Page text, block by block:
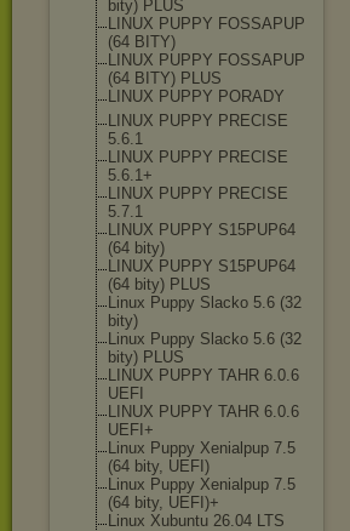
bity) PLUS
LINUX PUPPY FOSSAPUP
(64 BITY)
LINUX PUPPY FOSSAPUP
(64 BITY) PLUS
LINUX PUPPY PORADY
LINUX PUPPY PRECISE
5.6.1
LINUX PUPPY PRECISE
5.6.1+
LINUX PUPPY PRECISE
5.7.1
LINUX PUPPY S15PUP64
(64 bity)
LINUX PUPPY S15PUP64
(64 bity) PLUS
Linux Puppy Slacko 5.6 (32
bity)
Linux Puppy Slacko 5.6 (32
bity) PLUS
LINUX PUPPY TAHR 6.0.6
UEFI
LINUX PUPPY TAHR 6.0.6
UEFI+
Linux Puppy Xenialpup 7.5
(64 bity, UEFI)
Linux Puppy Xenialpup 7.5
(64 bity, UEFI)+
Linux Xubuntu 26.04 LTS